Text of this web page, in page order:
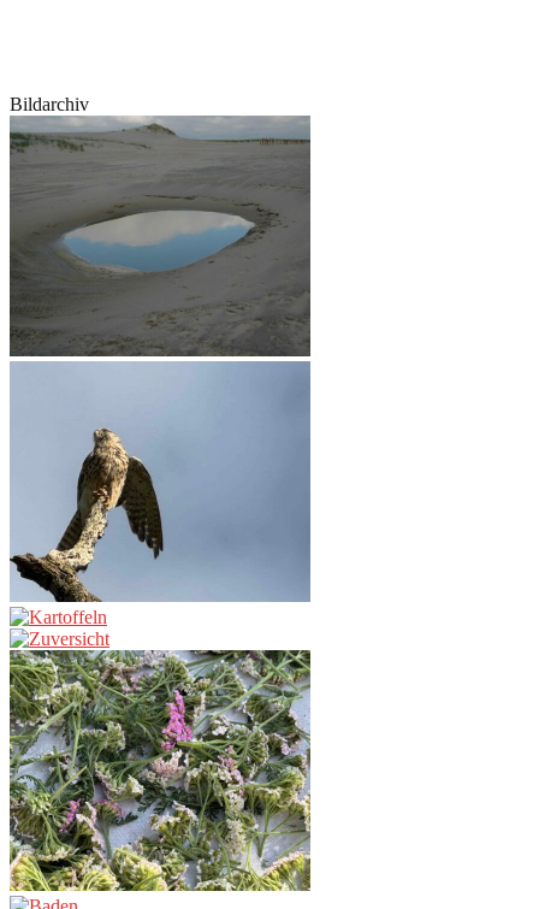
Bildarchiv